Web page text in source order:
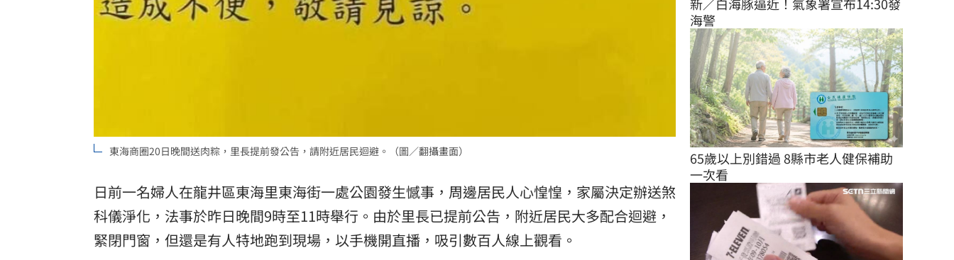
東海商圈20日晚間送肉粽，里長提前發公告，請附近居民迴避。（圖／翻攝畫面）
日前一名婦人在龍井區東海里東海街一處公園發生憾事，周邊居民人心惶惶，家屬決定辦送煞
科儀淨化，法事於昨日晚間9時至11時舉行。由於里長已提前公告，附近居民大多配合迴避，
緊閉門窗，但還是有人特地跑到現場，以手機開直播，吸引數百人線上觀看。
海警
65歲以上別錯過 8縣市老人健保補助
一次看